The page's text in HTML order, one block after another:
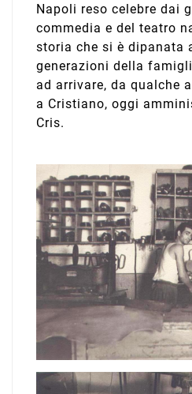
Napoli reso celebre dai
commedia e del teatro
storia che si è dipanata
generazioni della
ad arrivare, da qualche
a Cristiano, oggi
Cris.